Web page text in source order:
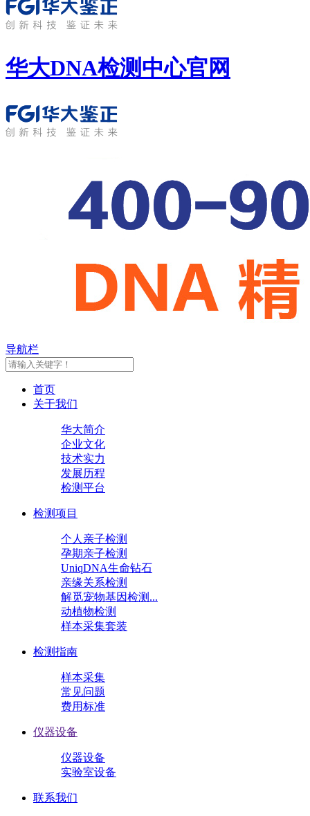
华大DNA检测中心官网
导航栏
首页
关于我们
华大简介
企业文化
技术实力
发展历程
检测平台
检测项目
个人亲子检测
孕期亲子检测
UniqDNA生命钻石
亲缘关系检测
解觅宠物基因检测...
动植物检测
样本采集套装
检测指南
样本采集
常见问题
费用标准
仪器设备
仪器设备
实验室设备
联系我们